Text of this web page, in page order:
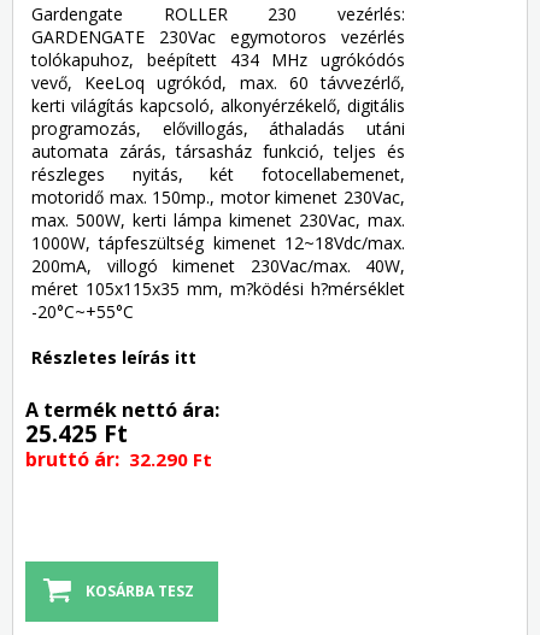
Gardengate ROLLER 230 vezérlés:
GARDENGATE 230Vac egymotoros vezérlés
tolókapuhoz, beépített 434 MHz ugrókódós
vevő, KeeLoq ugrókód, max. 60 távvezérlő,
kerti világítás kapcsoló, alkonyérzékelő, digitális
programozás, elővillogás, áthaladás utáni
automata zárás, társasház funkció, teljes és
részleges nyitás, két fotocellabemenet,
motoridő max. 150mp., motor kimenet 230Vac,
max. 500W, kerti lámpa kimenet 230Vac, max.
1000W, tápfeszültség kimenet 12~18Vdc/max.
200mA, villogó kimenet 230Vac/max. 40W,
méret 105x115x35 mm, m?ködési h?mérséklet
-20°C~+55°C
Részletes leírás itt
A termék nettó ára:
25.425 Ft
bruttó ár: 32.290 Ft